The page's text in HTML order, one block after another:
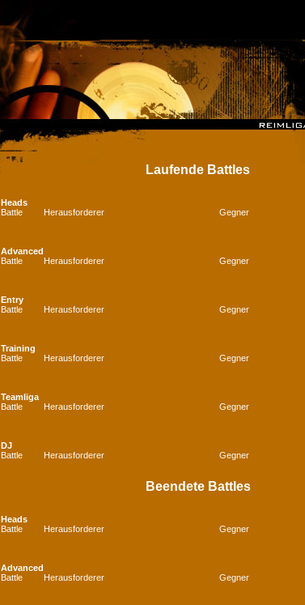
Laufende Battles
Heads
Battle
Herausforderer Gegner
Advanced
Battle
Herausforderer Gegner
Entry
Battle
Herausforderer Gegner
Training
Battle
Herausforderer Gegner
Teamliga
Battle
Herausforderer Gegner
DJ
Battle
Herausforderer Gegner
Beendete Battles
Heads
Battle
Herausforderer Gegner
Advanced
Battle
Herausforderer Gegner